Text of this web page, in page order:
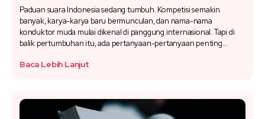
Paduan suara Indonesia sedang tumbuh. Kompetisi semakin
banyak, karya-karya baru bermunculan, dan nama-nama
konduktor muda mulai dikenal di panggung internasional. Tapi di
balik pertumbuhan itu, ada pertanyaan-pertanyaan penting…
Baca Lebih Lanjut